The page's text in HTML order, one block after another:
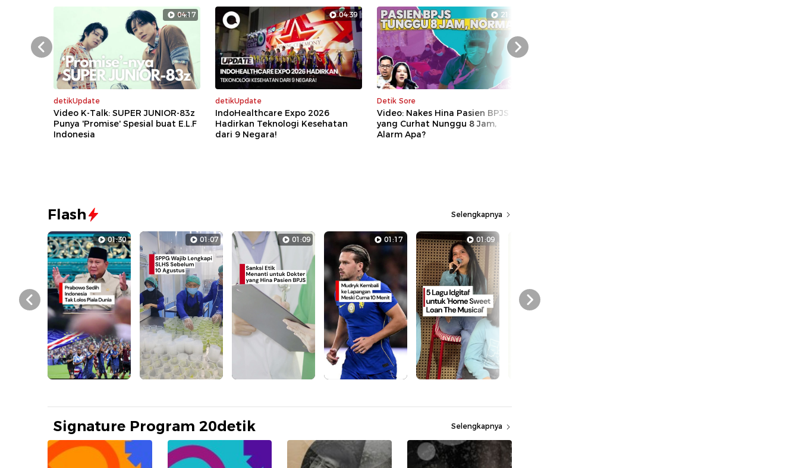
04:17
detikUpdate
Video K-Talk: SUPER JUNIOR-83z
Punya 'Promise' Spesial buat E.L.F
Indonesia
04:39
detikUpdate
IndoHealthcare Expo 2026
Hadirkan Teknologi Kesehatan
dari 9 Negara!
21:17
Detik Sore
Video: Nakes Hina Pasien BPJS
yang Curhat Nunggu 8 Jam,
Alarm Apa?
Prev Next
Flash Selengkapnya
01:30 01:07 01:09 01:17 01:09
Prev Next
Signature Program 20detik Selengkapnya